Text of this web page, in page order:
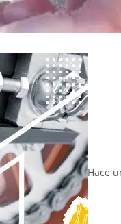
Hace